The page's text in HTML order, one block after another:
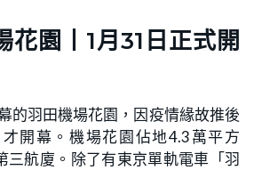
花園丨1月31日正式開
的羽田機場花園，因疫情緣故推後
開幕。機場花園佔地4.3萬平方
三航廈。除了有東京單軌電車「羽